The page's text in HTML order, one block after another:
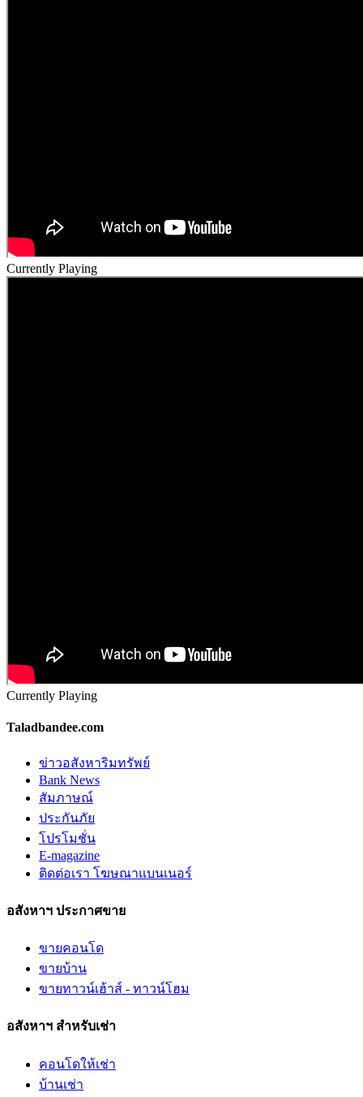
Currently Playing
Currently Playing
Taladbandee.com
ข่าวอสังหาริมทรัพย์
Bank News
สัมภาษณ์
ประกันภัย
โปรโมชั่น
E-magazine
ติดต่อเรา โฆษณาแบนเนอร์
อสังหาฯ ประกาศขาย
ขายคอนโด
ขายบ้าน
ขายทาวน์เฮ้าส์ - ทาวน์โฮม
อสังหาฯ สำหรับเช่า
คอนโดให้เช่า
บ้านเช่า